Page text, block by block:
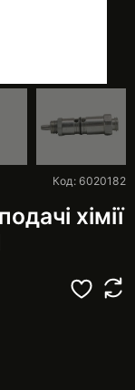
хімії
Код: 6020182